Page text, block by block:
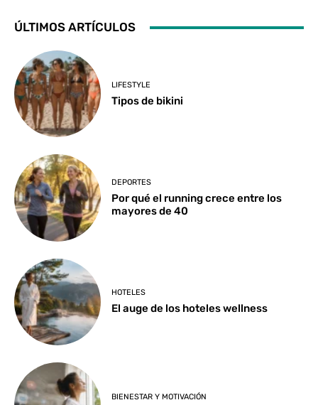
ÚLTIMOS ARTÍCULOS
LIFESTYLE
Tipos de bikini
DEPORTES
Por qué el running crece entre los
mayores de 40
HOTELES
El auge de los hoteles wellness
BIENESTAR Y MOTIVACIÓN